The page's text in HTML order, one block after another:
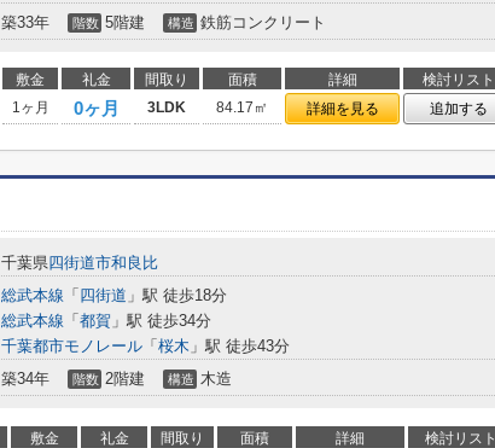
築33年 階数 5階建 構造 鉄筋コンクリート
敷金 礼金 間取り 面積 詳細
検討リスト
1ヶ月 0ヶ月 3LDK 84.17㎡ 詳細を見る 追加する
千葉県四街道市和良比
総武本線 「 四街道 」駅 徒歩18分
総武本線 「 都賀 」駅 徒歩34分
千葉都市モノレール 「 桜木 」駅 徒歩43分
築34年 階数 2階建 構造 木造
敷金 礼金 間取り 面積 詳細
検討リスト